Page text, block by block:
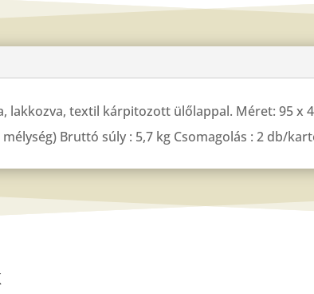
lakkozva, textil kárpitozott ülőlappal. Méret: 95 x
Bruttó súly : 5,7 kg Csomagolás : 2 db/